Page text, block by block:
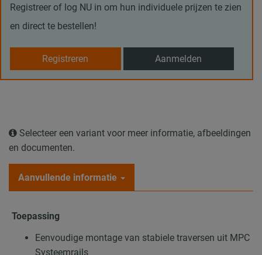
Registreer of log NU in om hun individuele prijzen te zien
en direct te bestellen!
Registreren Aanmelden
Selecteer een variant voor meer informatie, afbeeldingen
en documenten.
Aanvullende informatie
Toepassing
Eenvoudige montage van stabiele traversen uit MPC
Systeemrails